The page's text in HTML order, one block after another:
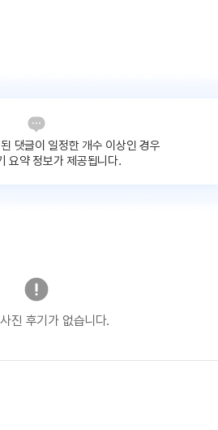
댓글이 일정한 개수 이상인 경우
요약 정보가 제공됩니다.
진 후기가 없습니다.